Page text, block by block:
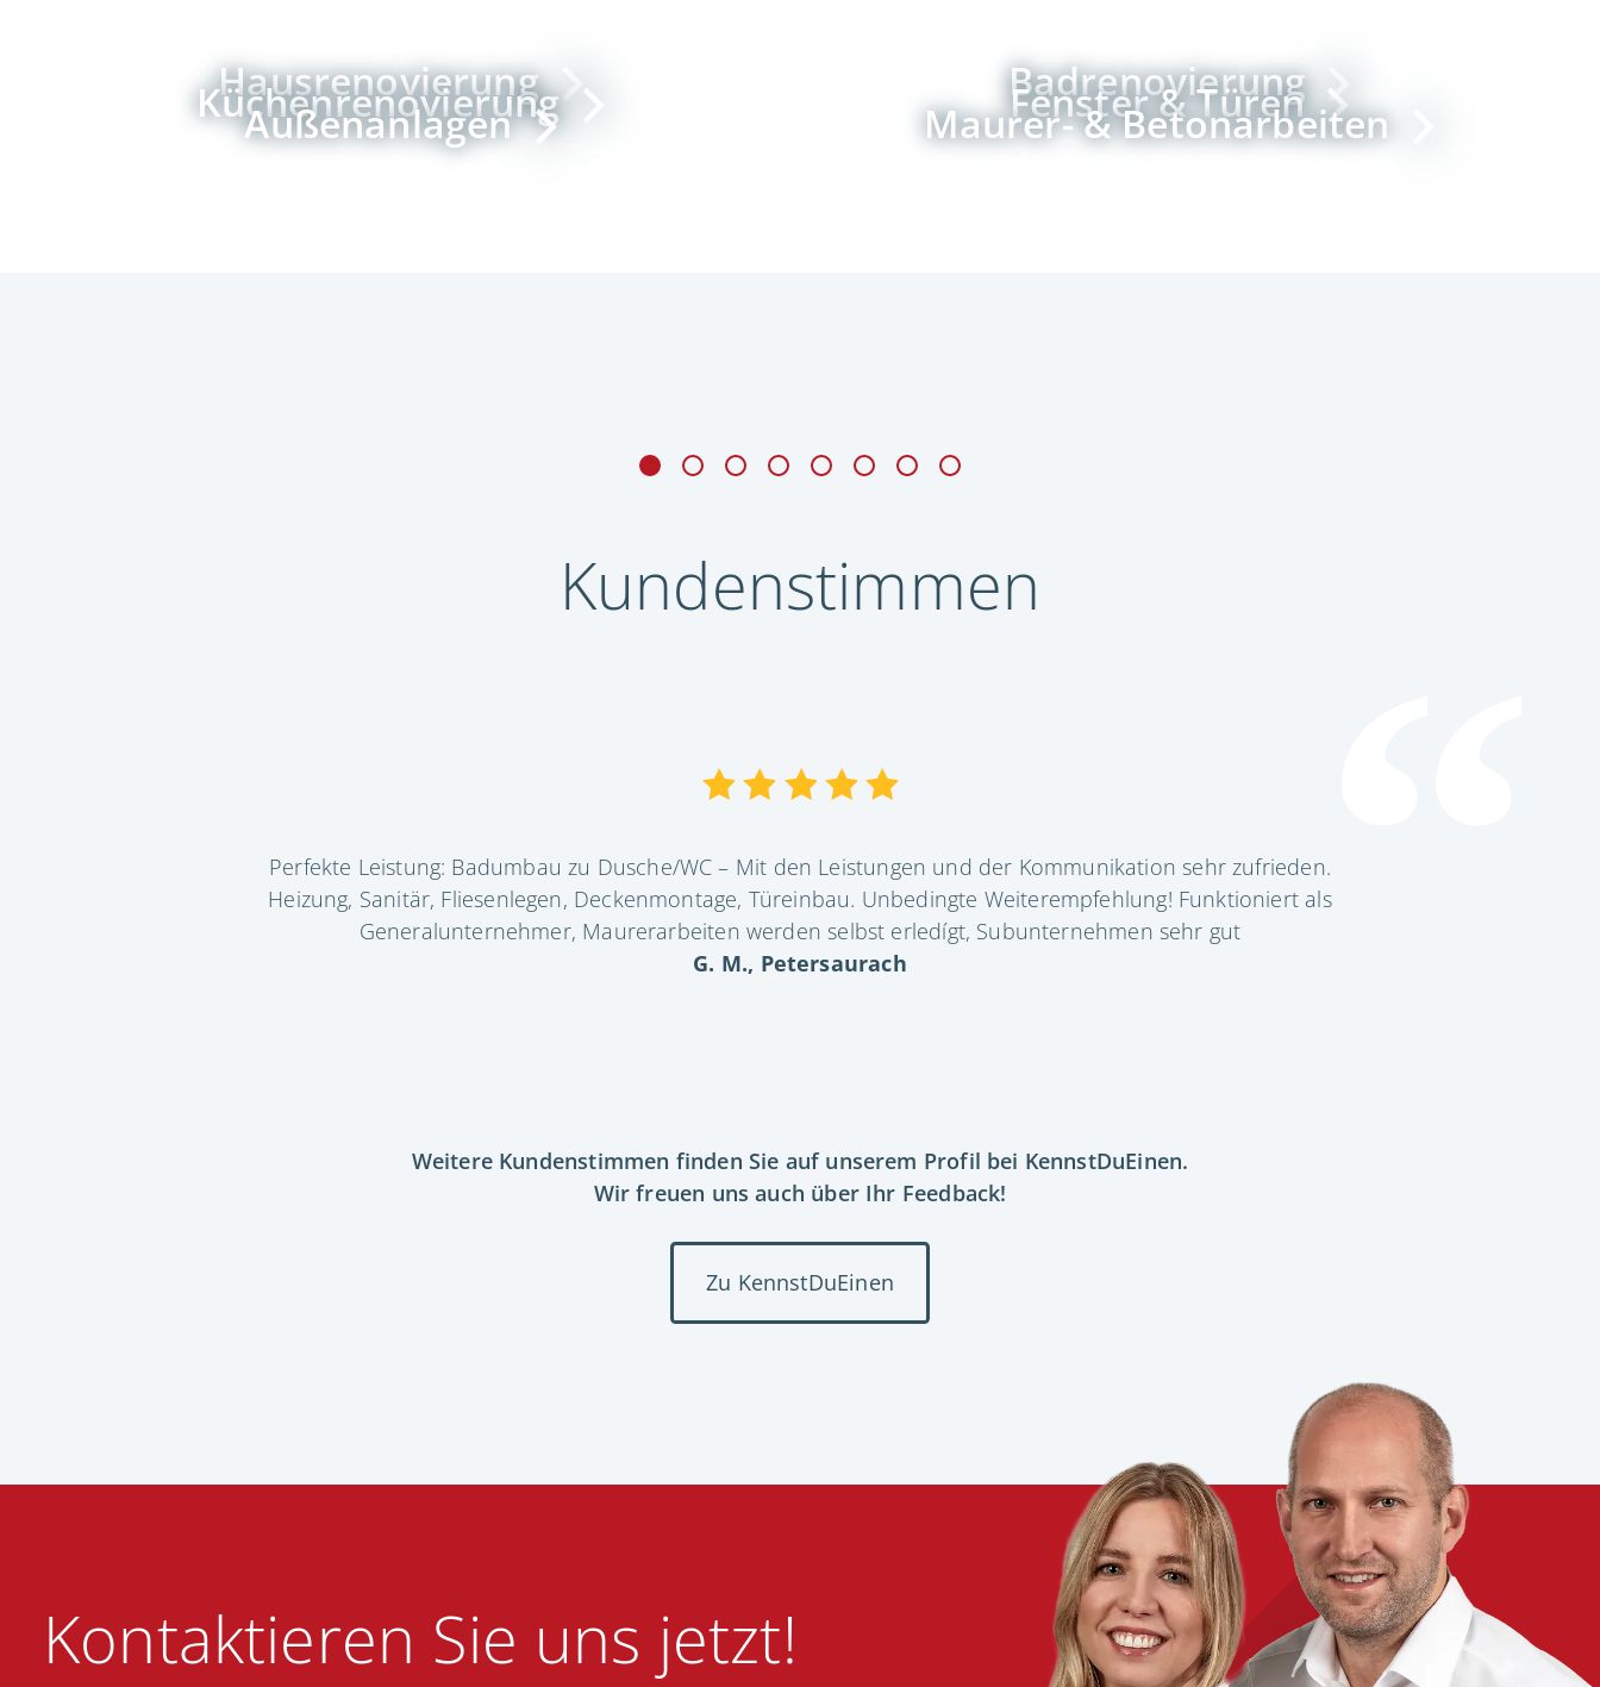
Hausrenovierung Badrenovierung
Küchenrenovierung Fenster & Türen
Außenanlagen Maurer- & Betonarbeiten
Kundenstimmen
Perfekte Leistung: Badumbau zu Dusche/WC – Mit den Leistungen und der Kommunikation sehr zufrieden.
Heizung, Sanitär, Fliesenlegen, Deckenmontage, Türeinbau. Unbedingte Weiterempfehlung! Funktioniert als
Generalunternehmer, Maurerarbeiten werden selbst erledígt, Subunternehmen sehr gut
G. M., Petersaurach
Weitere Kundenstimmen finden Sie auf unserem Profil bei KennstDuEinen.
Wir freuen uns auch über Ihr Feedback!
Zu KennstDuEinen
Kontaktieren Sie uns jetzt!